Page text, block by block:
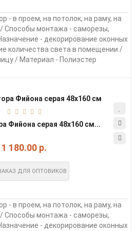
- в проем, на потолок, на раму, на
/ Способы монтажа - саморезы,
- декорирование оконных
количества света в помещении /
/ Материал - Полиэстер
Фийона серая 48х160 см...
1 180.00 р.
ДЛЯ ОПТОВИКОВ
- в проем, на потолок, на раму, на
/ Способы монтажа - саморезы,
- декорирование оконных